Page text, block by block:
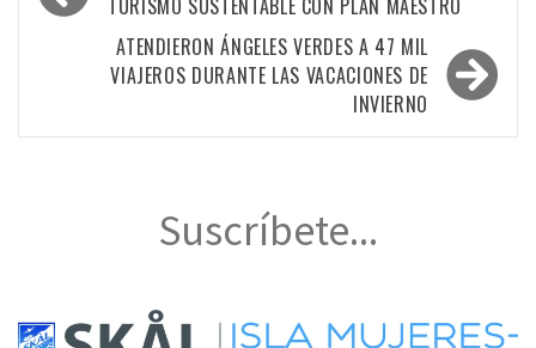
de
entradasATENDIERON ÁNGELES VERDES A 47 MIL
VIAJEROS DURANTE LAS VACACIONES DE
INVIERNO
Suscríbete...